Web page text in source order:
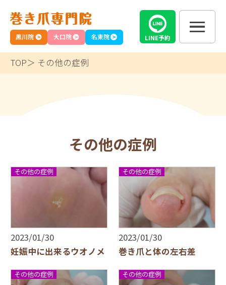
名東院
黒川院 大口院 LINE予約
TOP その他の症例
その他の症例
その他の症例
2023/01/30
妊娠中に出来るウオノメ
その他の症例
2023/01/30
巻き爪と体の左右差
その他の症例 その他の症例